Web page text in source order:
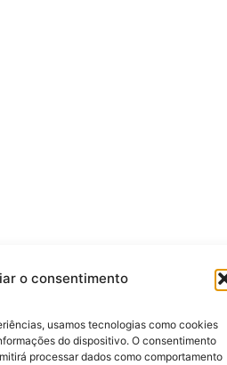
o consentimento
usamos tecnologias como cookies
do dispositivo. O consentimento
processar dados como comportamento